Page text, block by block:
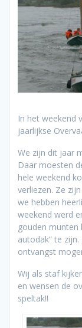
In het weekend
jaarlijkse
We zijn dit jaar
Daar moesten
hele weekend
verliezen. Ze
we hebben
weekend werd
gouden munten
autodak” te
ontvangst
Wij als staf
en wensen de
speltak!!